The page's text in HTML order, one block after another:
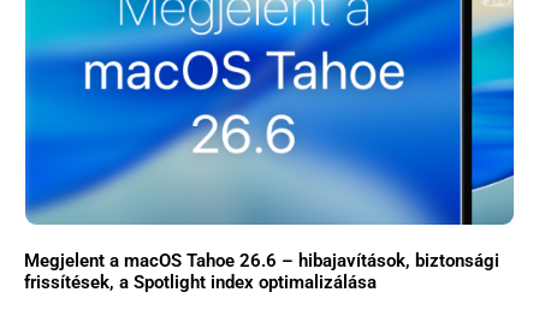
Megjelent a macOS Tahoe 26.6 – hibajavítások, biztonsági
frissítések, a Spotlight index optimalizálása